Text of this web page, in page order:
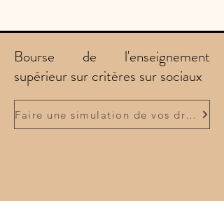
Bourse de l'enseignement
supérieur sur critères sur sociaux
Faire une simulation de vos droits aux bourses